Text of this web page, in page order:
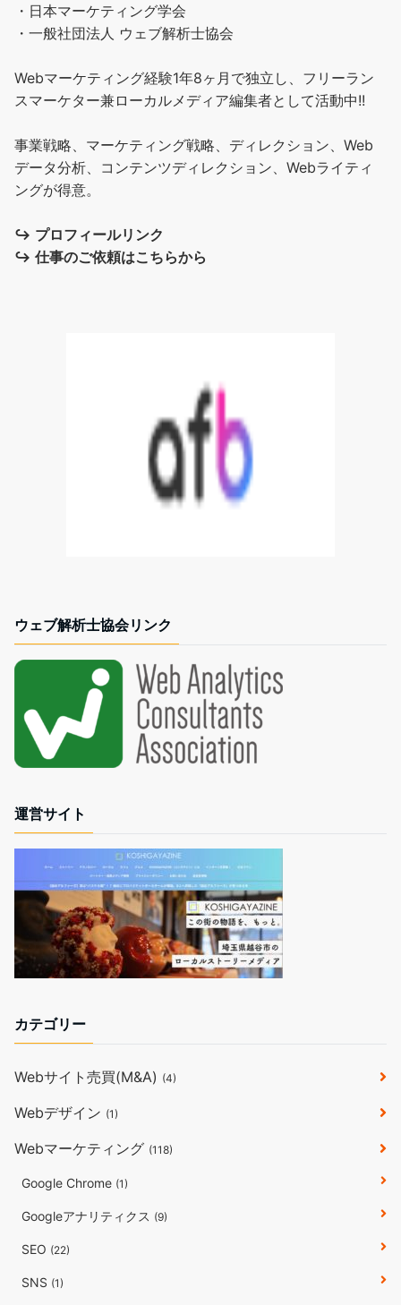
・日本マーケティング学会
・一般社団法人 ウェブ解析士協会
Webマーケティング経験1年8ヶ月で独立し、フリーラン
スマーケター兼ローカルメディア編集者として活動中!!
事業戦略、マーケティング戦略、ディレクション、Web
データ分析、コンテンツディレクション、Webライティ
ングが得意。
↪︎ プロフィールリンク
↪︎ 仕事のご依頼はこちらから
ウェブ解析士協会リンク
運営サイト
カテゴリー
Webサイト売買(M&A) (4)
Webデザイン (1)
Webマーケティング (118)
Google Chrome (1)
Googleアナリティクス (9)
SEO (22)
SNS (1)